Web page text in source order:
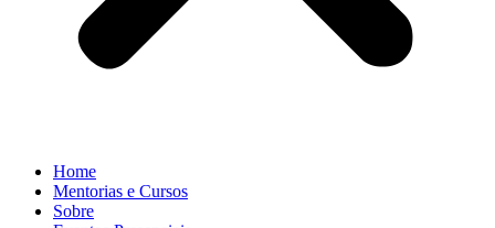
Home
Mentorias e Cursos
Sobre